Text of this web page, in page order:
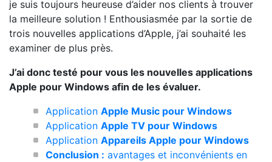
je suis toujours heureuse d’aider nos clients à trouver
la meilleure solution ! Enthousiasmée par la sortie de
trois nouvelles applications d’Apple, j’ai souhaité les
examiner de plus près.
J’ai donc testé pour vous les nouvelles applications
Apple pour Windows afin de les évaluer.
Application Apple Music pour Windows
Application Apple TV pour Windows
Application Appareils Apple pour Windows
Conclusion : avantages et inconvénients en